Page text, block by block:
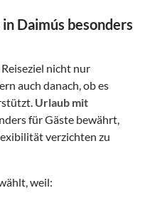
Daimús besonders
nicht nur
auch danach, ob es
Urlaub mit
für Gäste bewährt,
verzichten zu
weil: